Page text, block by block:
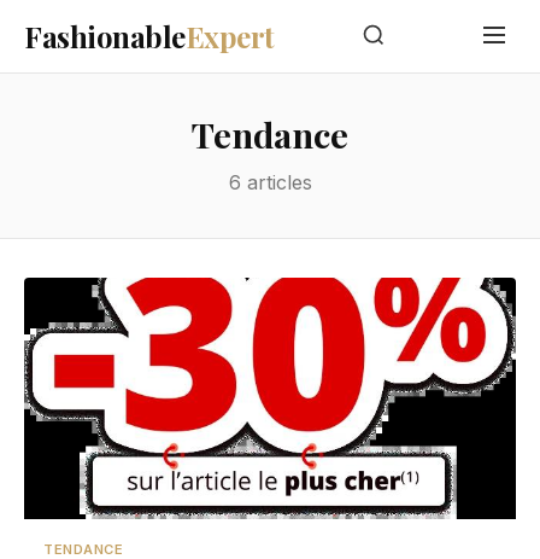
FashionableExpert
Tendance
6 articles
TENDANCE